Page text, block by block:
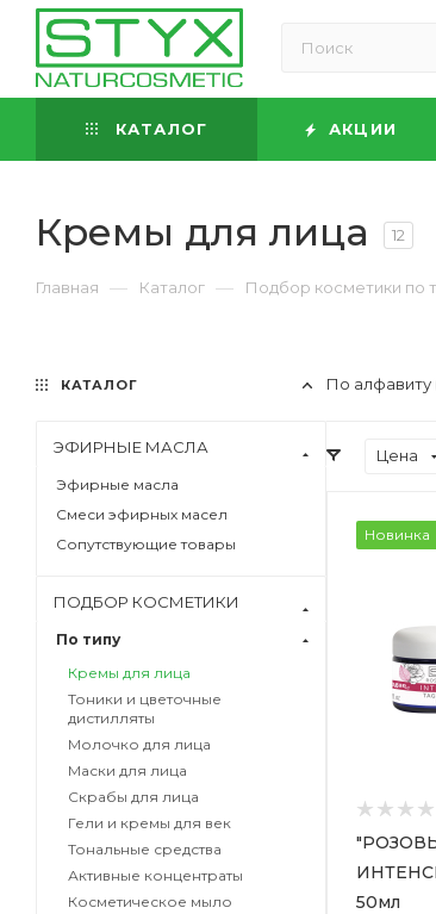
КАТАЛОГ АКЦИИ
Кремы для лица 12
Главная — Каталог — Подбор косметики по
По алфавиту
Цена
Новинка
50мл
КАТАЛОГ
ЭФИРНЫЕ МАСЛА
Эфирные масла
Смеси эфирных масел
Сопутствующие товары
ПОДБОР КОСМЕТИКИ
По типу
Кремы для лица
Тоники и цветочные
дистилляты
Молочко для лица
Маски для лица
Скрабы для лица
Гели и кремы для век
Тональные средства
Активные концентраты
Косметическое мыло